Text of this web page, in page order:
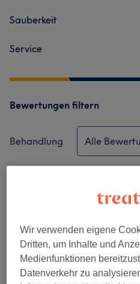
Sauberkeit
Service
Bewertungen filtern
Behandlung Alle
Geschrieben von unseren
dich in jedem Salon
Wir verwenden eigene
Dritten, um Inhalte und
Medienfunktionen
Datenverkehr zu